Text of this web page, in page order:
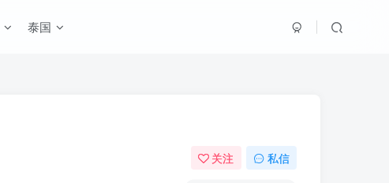
泰国
关注 私信